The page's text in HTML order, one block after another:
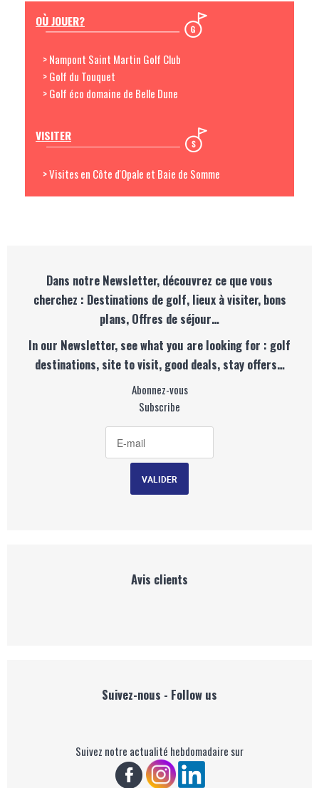
OÙ JOUER?
> Nampont Saint Martin Golf Club
> Golf du Touquet
> Golf éco domaine de Belle Dune
VISITER
> Visites en Côte d'Opale et Baie de Somme
Dans notre Newsletter, découvrez ce que vous
cherchez : Destinations de golf, lieux à visiter, bons
plans, Offres de séjour…
In our Newsletter, see what you are looking for : golf
destinations, site to visit, good deals, stay offers…
Abonnez-vous
Subscribe
Avis clients
Suivez-nous - Follow us
Suivez notre actualité hebdomadaire sur